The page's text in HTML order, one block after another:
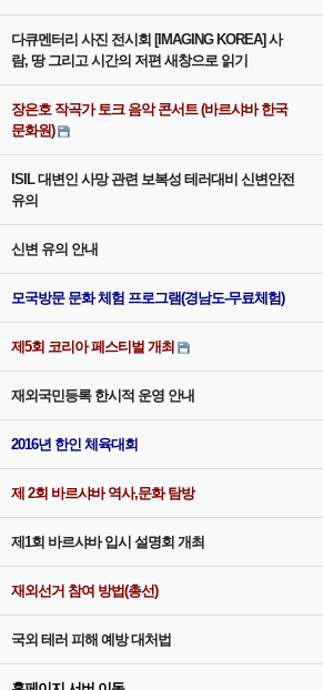
다큐멘터리 사진 전시회 [IMAGING KOREA] 사
람, 땅 그리고 시간의 저편 새창으로 읽기
장은호 작곡가 토크 음악 콘서트 (바르샤바 한국
문화원)
ISIL 대변인 사망 관련 보복성 테러대비 신변안전
유의
신변 유의 안내
모국방문 문화 체험 프로그램(경남도-무료체험)
제5회 코리아 페스티벌 개최
재외국민등록 한시적 운영 안내
2016년 한인 체육대회
제 2회 바르샤바 역사,문화 탐방
제1회 바르샤바 입시 설명회 개최
재외선거 참여 방법(총선)
국외 테러 피해 예방 대처법